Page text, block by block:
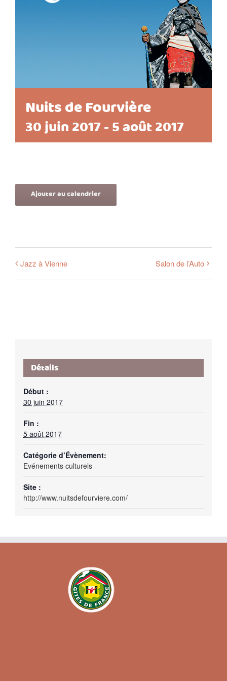
Nuits de Fourvière
30 juin 2017-5 août 2017
Ajouter au calendrier
Jazz à Vienne Salon de l’Auto
Détails
Début :
30 juin 2017
Fin :
5 août 2017
Catégorie d’Évènement:
Evénements culturels
Site :
http://www.nuitsdefourviere.com/